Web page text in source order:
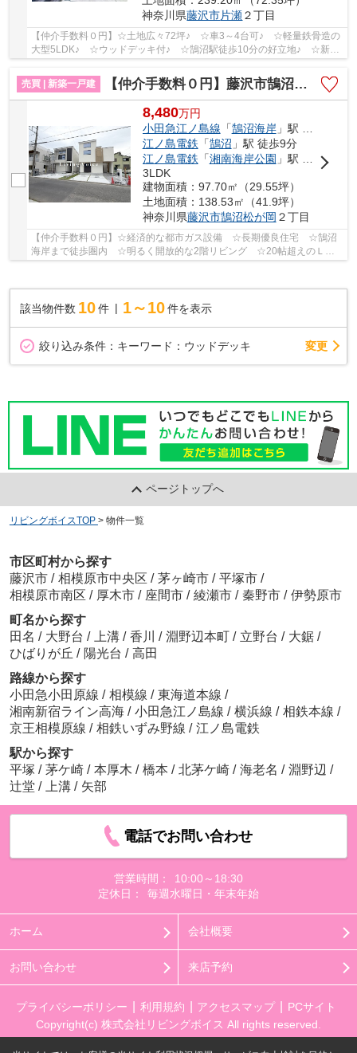
神奈川県藤沢市片瀬２丁目
【仲介手数料０円】☆土地広々72坪♪ ☆車3～4台可♪ ☆軽量鉄骨造の
大型5LDK♪ ☆ウッドデッキ付♪ ☆鵠沼駅徒歩10分の好立地♪ ☆新規
売買 | 新築一戸建
【仲介手数料０円】藤沢市鵠沼松が岡2丁目 新築一戸建て 全3棟
8,480万円
小田急江ノ島線 「鵠沼海岸」駅 徒歩10分
江ノ島電鉄 「鵠沼 」駅 徒歩9分
江ノ島電鉄 「湘南海岸公園 」駅 徒歩12分
3LDK
建物面積：97.70㎡（29.55坪）
土地面積：138.53㎡（41.9坪）
神奈川県藤沢市鵠沼松が岡 ２丁目
【仲介手数料０円】☆経済的な都市ガス設備 ☆長期優良住宅 ☆鵠沼
海岸まで徒歩圏内 ☆明るく開放的な2階リビング ☆20帖超えのＬＤ
Ｋ ☆バルコニーはウッドデッキ敷 ☆カースペース並...
該当物件数 10件 1～10 件を表示
絞り込み条件： キーワード：ウッドデッキ 変更
ページトップへ
リビングボイスTOP > 物件一覧
市区町村から探す
藤沢市 / 相模原市中央区 / 茅ヶ崎市 / 平塚市 /
相模原市南区 / 厚木市 / 座間市 / 綾瀬市 / 秦野市 / 伊勢原市
町名から探す
田名 / 大野台 / 上溝 / 香川 / 淵野辺本町 / 立野台 / 大鋸 /
ひばりが丘 / 陽光台 / 高田
路線から探す
小田急小田原線 / 相模線 / 東海道本線 /
湘南新宿ライン高海 / 小田急江ノ島線 / 横浜線 / 相鉄本線 /
京王相模原線 / 相鉄いずみ野線 / 江ノ島電鉄
駅から探す
平塚 / 茅ケ崎 / 本厚木 / 橋本 / 北茅ケ崎 / 海老名 / 淵野辺 /
辻堂 / 上溝 / 矢部
電話でお問い合わせ
営業時間：
10:00～18:30
定休日：
毎週水曜日・年末年始
ホーム 会社概要
お問い合わせ 来店予約
プライバシーポリシー 利用規約 アクセスマップ
PCサイト
Copyright(c) 株式会社リビングボイス All rights reserved.